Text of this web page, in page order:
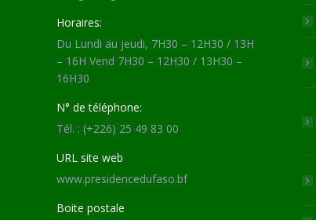
Horaires:
Du Lundi au jeudi, 7H30 – 12H30 / 13H
– 16H Vend 7H30 – 12H30 / 13H30 –
16H30
N° de téléphone:
Tél. : (+226) 25 49 83 00
URL site web
www.presidencedufaso.bf
Boite postale